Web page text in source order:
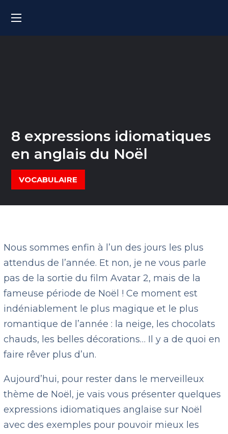
8 expressions idiomatiques
en anglais du Noël
VOCABULAIRE
Nous sommes enfin à l’un des jours les plus
attendus de l’année. Et non, je ne vous parle
pas de la sortie du film Avatar 2, mais de la
fameuse période de Noël ! Ce moment est
indéniablement le plus magique et le plus
romantique de l’année : la neige, les chocolats
chauds, les belles décorations… Il y a de quoi en
faire rêver plus d’un.
Aujourd’hui, pour rester dans le merveilleux
thème de Noël, je vais vous présenter quelques
expressions idiomatiques anglaise sur Noël
avec des exemples pour pouvoir mieux les